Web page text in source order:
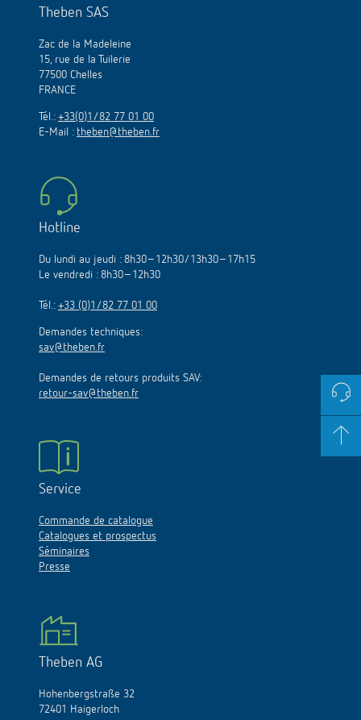
Theben SAS
Zac de la Madeleine
15, rue de la Tuilerie
77500 Chelles
FRANCE
Tél.: +33(0)1/82 77 01 00
E-Mail : theben@theben.fr
Hotline
Du lundi au jeudi : 8h30–12h30/13h30–17h15
Le vendredi : 8h30–12h30
Tél.: +33 (0)1/82 77 01 00
Demandes techniques:
sav@theben.fr
Demandes de retours produits SAV:
retour-sav@theben.fr
Service
Commande de catalogue
Catalogues et prospectus
Séminaires
Presse
Theben AG
Hohenbergstraße 32
72401 Haigerloch